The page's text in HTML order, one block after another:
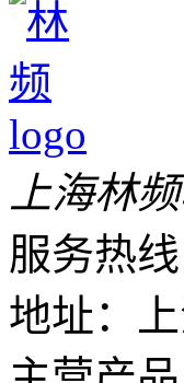
上海林
服务热
地址：